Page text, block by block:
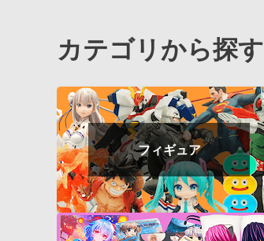
カテゴリから探す
フィギュア